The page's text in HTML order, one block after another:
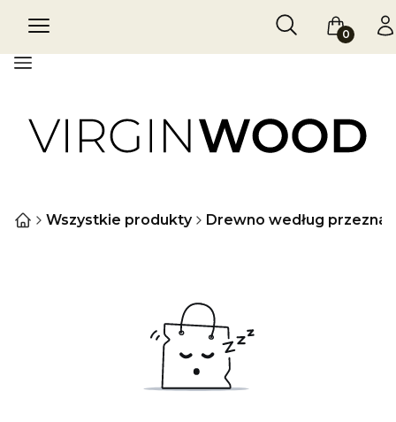
Menu Otwórz
Szukaj Koszyk
Menu
Wszystkie produkty Drewno według